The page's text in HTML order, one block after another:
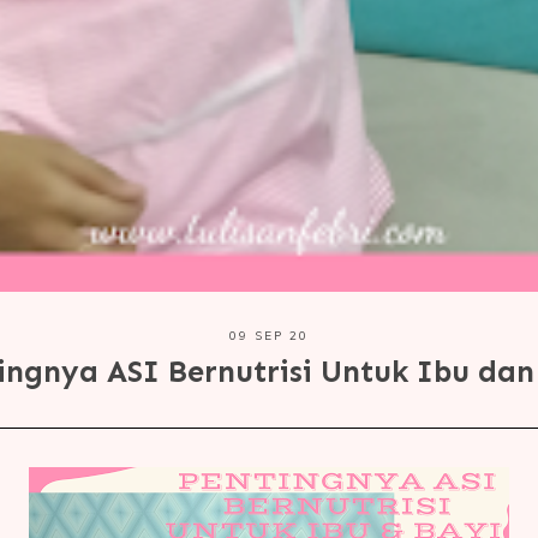
09 SEP 20
ASI Bernutrisi Untuk Ibu